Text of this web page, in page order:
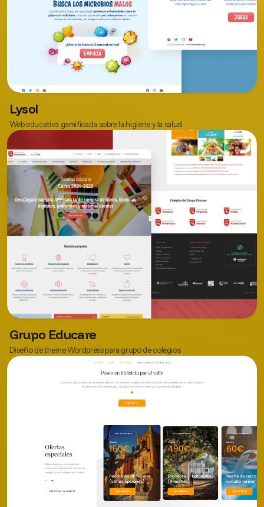
Lysol
Web educativa gamificada sobre la higiene y la salud
Grupo Educare
Diseño de theme Wordpress para grupo de colegios